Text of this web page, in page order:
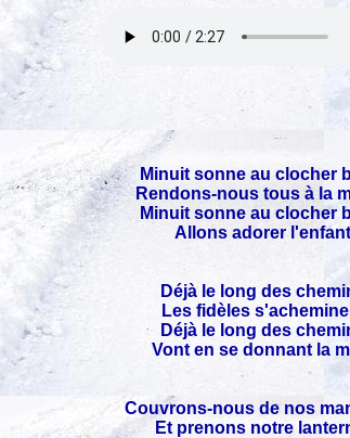
Minuit sonne au clocher
Rendons-nous tous à la
Minuit sonne au clocher
Allons adorer l'enfant
Déjà le long des
Les fidèles
Déjà le long des
Vont en se donnant la
Couvrons-nous de nos
Et prenons notre